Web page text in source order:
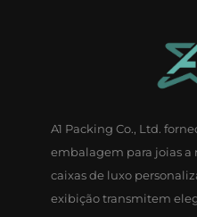
A1 Packing Co., Ltd.
embalagem para joias a
caixas de luxo
exibição transmitem